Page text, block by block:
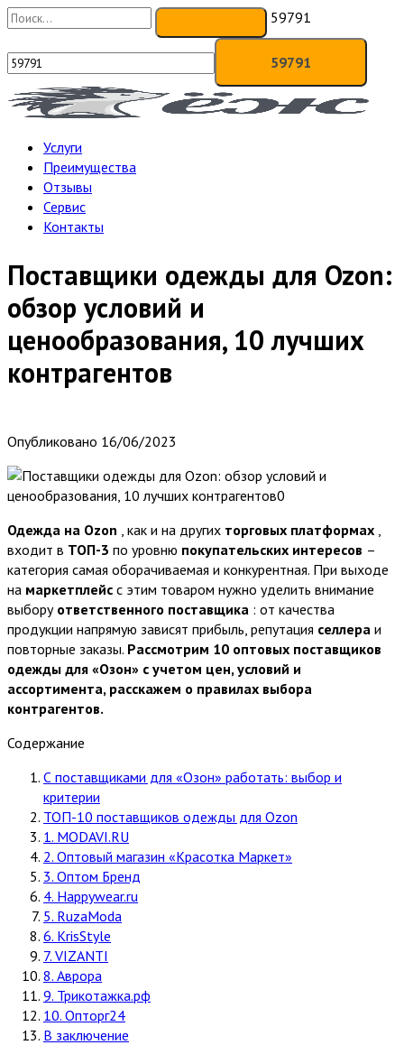
59791
Услуги
Преимущества
Отзывы
Сервис
Контакты
Поставщики одежды для Ozon:
обзор условий и
ценообразования, 10 лучших
контрагентов
Опубликовано 16/06/2023
Одежда на Ozon , как и на других торговых платформах
входит в ТОП-3 по уровню покупательских интересов –
категория самая оборачиваемая и конкурентная. При выходе
на маркетплейс с этим товаром нужно уделить внимание
выбору ответственного поставщика : от качества
продукции напрямую зависят прибыль, репутация селлера и
повторные заказы. Рассмотрим 10 оптовых поставщиков
одежды для «Озон» с учетом цен, условий и
ассортимента, расскажем о правилах выбора
контрагентов.
Содержание
С поставщиками для «Озон» работать: выбор и
критерии
ТОП-10 поставщиков одежды для Ozon
1. MODAVI.RU
2. Оптовый магазин «Красотка Маркет»
3. Оптом Бренд
4. Happywear.ru
5. RuzaModa
6. KrisStyle
7. VIZANTI
8. Аврора
9. Трикотажка.рф
10. Опторг24
В заключение